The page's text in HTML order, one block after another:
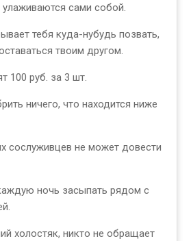
сами собой.
тебя куда-нубудь позвать,
твоим другом.
100 руб. за 3 шт.
ничего, что находится ниже
сослуживцев не может довести
ночь засыпать рядом с
холостяк, никто не обращает